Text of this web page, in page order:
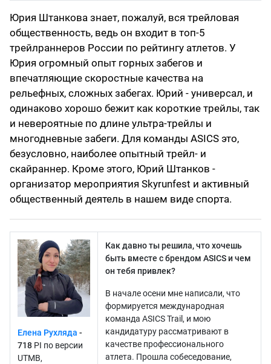
Юрия Штанкова знает, пожалуй, вся трейловая
общественность, ведь он входит в топ-5
трейлраннеров России по рейтингу атлетов. У
Юрия огромный опыт горных забегов и
впечатляющие скоростные качества на
рельефных, сложных забегах. Юрий - универсал, и
одинаково хорошо бежит как короткие трейлы, так
и невероятные по длине ультра-трейлы и
многодневные забеги. Для команды ASICS это,
безусловно, наиболее опытный трейл- и
скайраннер. Кроме этого, Юрий Штанков -
организатор мероприятия Skyrunfest и активный
общественный деятель в нашем виде спорта.
Елена Рухляда -
718 PI по версии
UTMB,
Как давно ты решила, что хочешь
быть вместе с брендом ASICS и чем
он тебя привлек?
В начале осени мне написали, что
формируется международная
команда ASICS Trail, и мою
кандидатуру рассматривают в
качестве профессионального
атлета. Прошла собеседование,